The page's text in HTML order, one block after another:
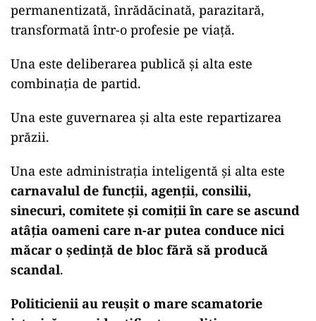
permanentizată, înrădăcinată, parazitară,
transformată într-o profesie pe viață.
Una este deliberarea publică și alta este
combinația de partid.
Una este guvernarea și alta este repartizarea
prăzii.
Una este administrația inteligentă și alta este
carnavalul de funcții, agenții, consilii,
sinecuri, comitete și comiții în care se ascund
atâția oameni care n-ar putea conduce nici
măcar o ședință de bloc fără să producă
scandal.
Politicienii au reușit o mare scamatorie